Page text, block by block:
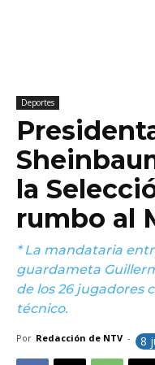
Deportes
la
rumbo al
* La mandataria
guardameta
de los 26 jugadores
técnico.
Por Redacción de NTV - 8